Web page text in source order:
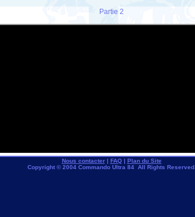
Partie 2
Nous contacter| FAQ| Plan du Site
Copyright © 2004 Commando Ultra 84 All Rights Reserved.